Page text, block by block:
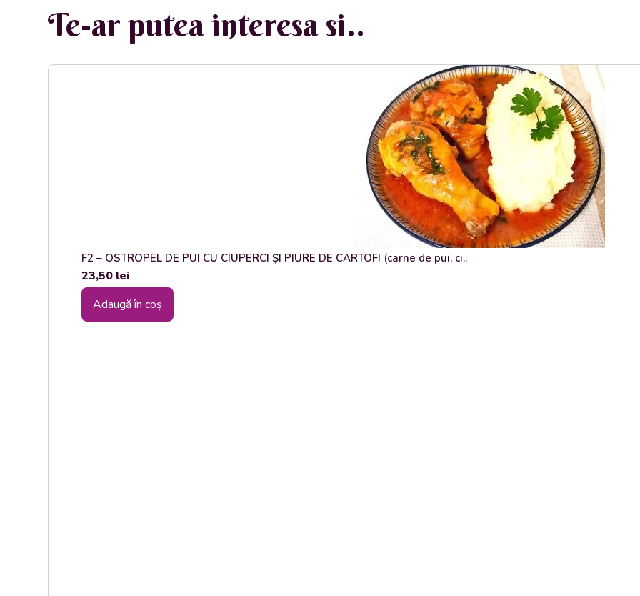
Te-ar putea interesa si..
F2 – OSTROPEL DE PUI CU CIUPERCI ȘI PIURE DE CARTOFI (carne de pui, ci..
23,50 lei
Adaugă în coș